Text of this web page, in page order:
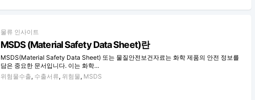
물류 인사이트
MSDS (Material Safety Data Sheet)란
MSDS(Material Safety Data Sheet) 또는 물질안전보건자료는 화학 제품의 안전 정보를
담은 중요한 문서입니다. 이는 화학…
위험물수출, 수출서류, 위험물, MSDS